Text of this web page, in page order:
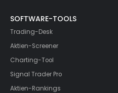
SOFTWARE-TOOLS
Trading-Desk
Aktien-Screener
Charting-Tool
Signal Trader Pro
Aktien-Rankings